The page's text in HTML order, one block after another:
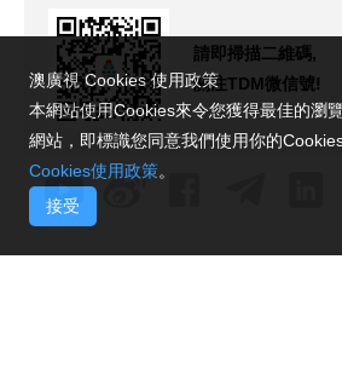
請即掃描二維碼,
關注TDM微信號!
澳廣視 Cookies 使用政策
本網站使用Cookies來令您獲得最佳的瀏
網站，即標識您同意我們使用你的
Cookies使用政策。
接受